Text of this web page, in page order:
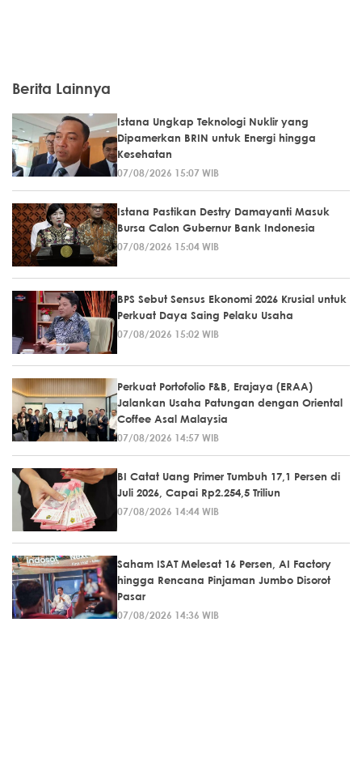
Berita Lainnya
Istana Ungkap Teknologi Nuklir yang
Dipamerkan BRIN untuk Energi hingga
Kesehatan
07/08/2026 15:07 WIB
Istana Pastikan Destry Damayanti Masuk
Bursa Calon Gubernur Bank Indonesia
07/08/2026 15:04 WIB
BPS Sebut Sensus Ekonomi 2026 Krusial untuk
Perkuat Daya Saing Pelaku Usaha
07/08/2026 15:02 WIB
Perkuat Portofolio F&B, Erajaya (ERAA)
Jalankan Usaha Patungan dengan Oriental
Coffee Asal Malaysia
07/08/2026 14:57 WIB
BI Catat Uang Primer Tumbuh 17,1 Persen di
Juli 2026, Capai Rp2.254,5 Triliun
07/08/2026 14:44 WIB
Saham ISAT Melesat 16 Persen, AI Factory
hingga Rencana Pinjaman Jumbo Disorot
Pasar
07/08/2026 14:36 WIB